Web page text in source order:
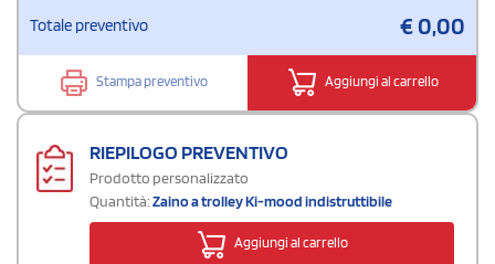
Totale preventivo €0,00
Stampa preventivo Aggiungi al carrello
RIEPILOGO PREVENTIVO
Prodotto personalizzato
Quantità:Zaino a trolley Ki-mood indistruttibile
Aggiungi al carrello